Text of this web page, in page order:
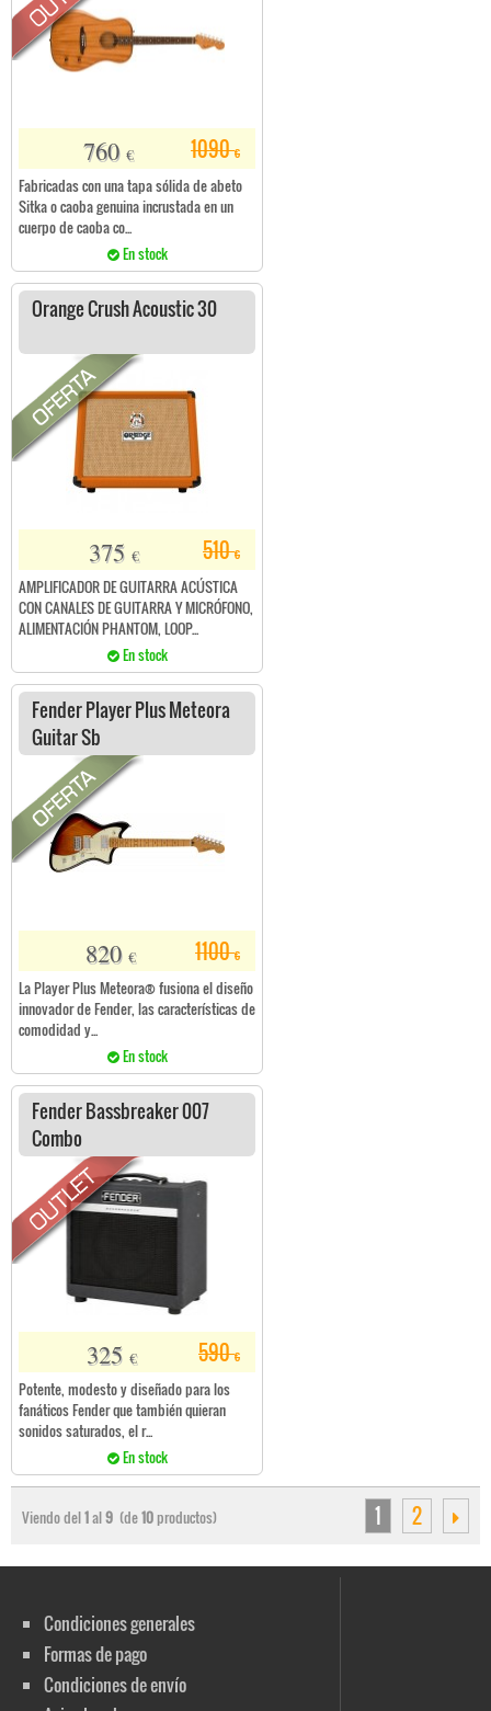
1090€
760 €
Fabricadas con una tapa sólida de abeto
Sitka o caoba genuina incrustada en un
cuerpo de caoba co...
En stock
Orange Crush Acoustic 30
510€
375 €
AMPLIFICADOR DE GUITARRA ACÚSTICA
CON CANALES DE GUITARRA Y MICRÓFONO,
ALIMENTACIÓN PHANTOM, LOOP...
En stock
Fender Player Plus Meteora
Guitar Sb
1100€
820 €
La Player Plus Meteora® fusiona el diseño
innovador de Fender, las características de
comodidad y...
En stock
Fender Bassbreaker 007
Combo
590€
325 €
Potente, modesto y diseñado para los
fanáticos Fender que también quieran
sonidos saturados, el r...
En stock
Viendo del1al9 (de10productos) 1 2
Condiciones generales
Formas de pago
Condiciones de envío